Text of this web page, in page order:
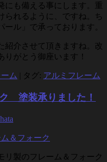
にも備える事にします。重
られるように、ですね。ち
ル」で承っております。
紹介させて頂きますね。改
がとう御座います！
ム | タグ: アルミフレーム
塗装承りました！
リ製のフレーム＆フォーク